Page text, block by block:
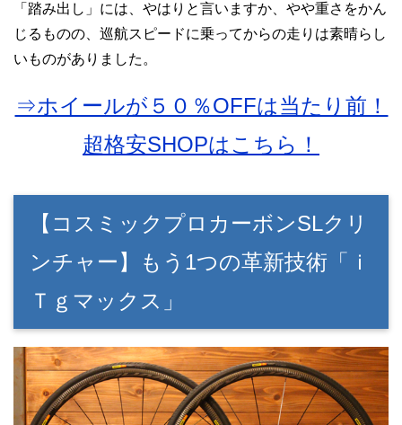
「踏み出し」には、やはりと言いますか、やや重さをかん
じるものの、巡航スピードに乗ってからの走りは素晴らし
いものがありました。
⇒ホイールが５０％OFFは当たり前！
超格安SHOPはこちら！
【コスミックプロカーボンSLクリ
ンチャー】もう1つの革新技術「ｉ
Ｔｇマックス」